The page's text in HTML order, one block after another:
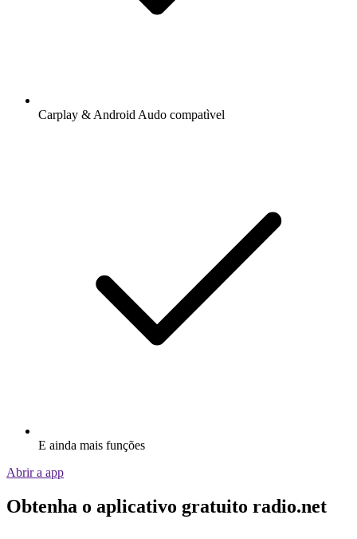
Carplay & Android Audo compatìvel
E ainda mais funções
Abrir a app
Obtenha o aplicativo gratuito radio.net